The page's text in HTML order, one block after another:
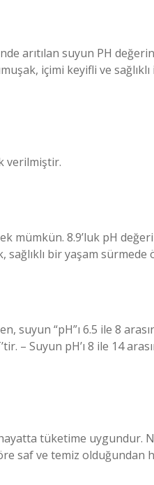
arıtılan suyun PH
içimi keyifli ve
verilmiştir.
mümkün. 8.9’luk pH
bir yaşam
suyun “pH”ı 6.5 ile 8
– Suyun pH’ı 8 ile 14
tüketime uygundur.
saf ve temiz